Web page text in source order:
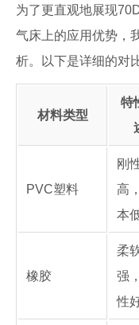
为了更直观地展现
气床上的应用优势，
析。以下是详细的对
材料类型
特
PVC塑料
刚
高
本
橡胶
柔
强
性